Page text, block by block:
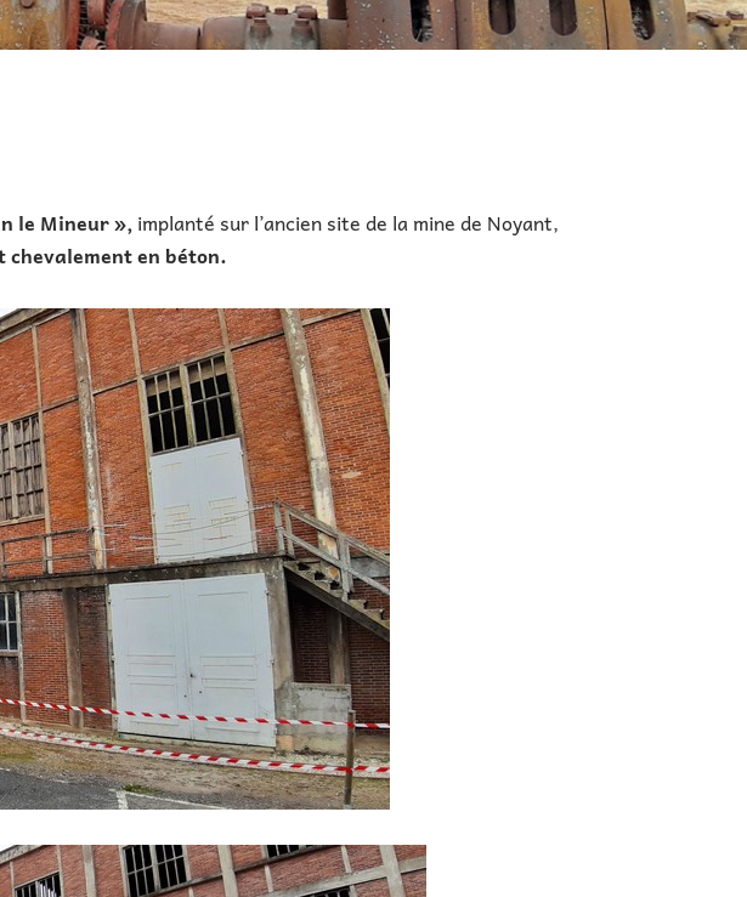
le Mineur »,implanté sur l’ancien site de la mine de Noyant,
en béton.